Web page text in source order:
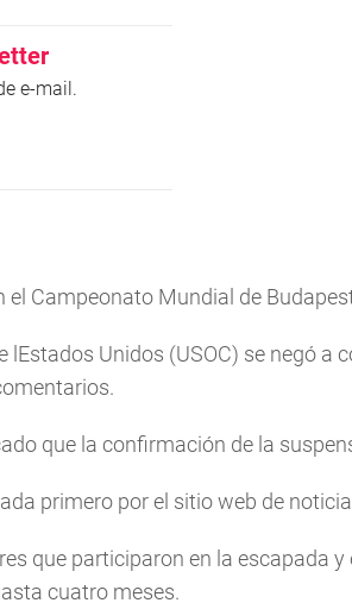
e-mail.
Campeonato Mundial de
lEstados Unidos (USOC) se negó
que la confirmación de la
primero por el sitio web de
que participaron en la escapada
cuatro meses.